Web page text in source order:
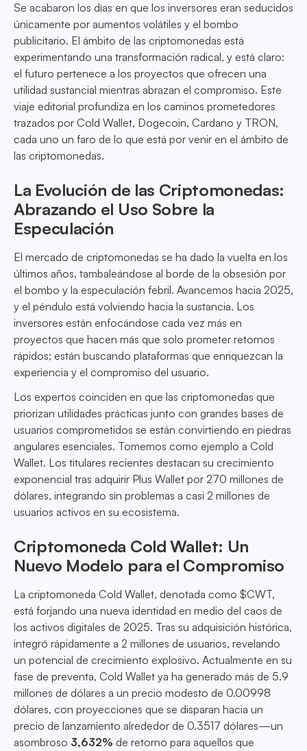
Se acabaron los días en que los inversores eran seducidos
únicamente por aumentos volátiles y el bombo
publicitario. El ámbito de las criptomonedas está
experimentando una transformación radical, y está claro:
el futuro pertenece a los proyectos que ofrecen una
utilidad sustancial mientras abrazan el compromiso. Este
viaje editorial profundiza en los caminos prometedores
trazados por Cold Wallet, Dogecoin, Cardano y TRON,
cada uno un faro de lo que está por venir en el ámbito de
las criptomonedas.
La Evolución de las Criptomonedas:
Abrazando el Uso Sobre la
Especulación
El mercado de criptomonedas se ha dado la vuelta en los
últimos años, tambaleándose al borde de la obsesión por
el bombo y la especulación febril. Avancemos hacia 2025,
y el péndulo está volviendo hacia la sustancia. Los
inversores están enfocándose cada vez más en
proyectos que hacen más que solo prometer retornos
rápidos; están buscando plataformas que enriquezcan la
experiencia y el compromiso del usuario.
Los expertos coinciden en que las criptomonedas que
priorizan utilidades prácticas junto con grandes bases de
usuarios comprometidos se están convirtiendo en piedras
angulares esenciales. Tomemos como ejemplo a Cold
Wallet. Los titulares recientes destacan su crecimiento
exponencial tras adquirir Plus Wallet por 270 millones de
dólares, integrando sin problemas a casi 2 millones de
usuarios activos en su ecosistema.
Criptomoneda Cold Wallet: Un
Nuevo Modelo para el Compromiso
La criptomoneda Cold Wallet, denotada como $CWT,
está forjando una nueva identidad en medio del caos de
los activos digitales de 2025. Tras su adquisición histórica,
integró rápidamente a 2 millones de usuarios, revelando
un potencial de crecimiento explosivo. Actualmente en su
fase de preventa, Cold Wallet ya ha generado más de 5.9
millones de dólares a un precio modesto de 0.00998
dólares, con proyecciones que se disparan hacia un
precio de lanzamiento alrededor de 0.3517 dólares—un
asombroso 3,632% de retorno para aquellos que